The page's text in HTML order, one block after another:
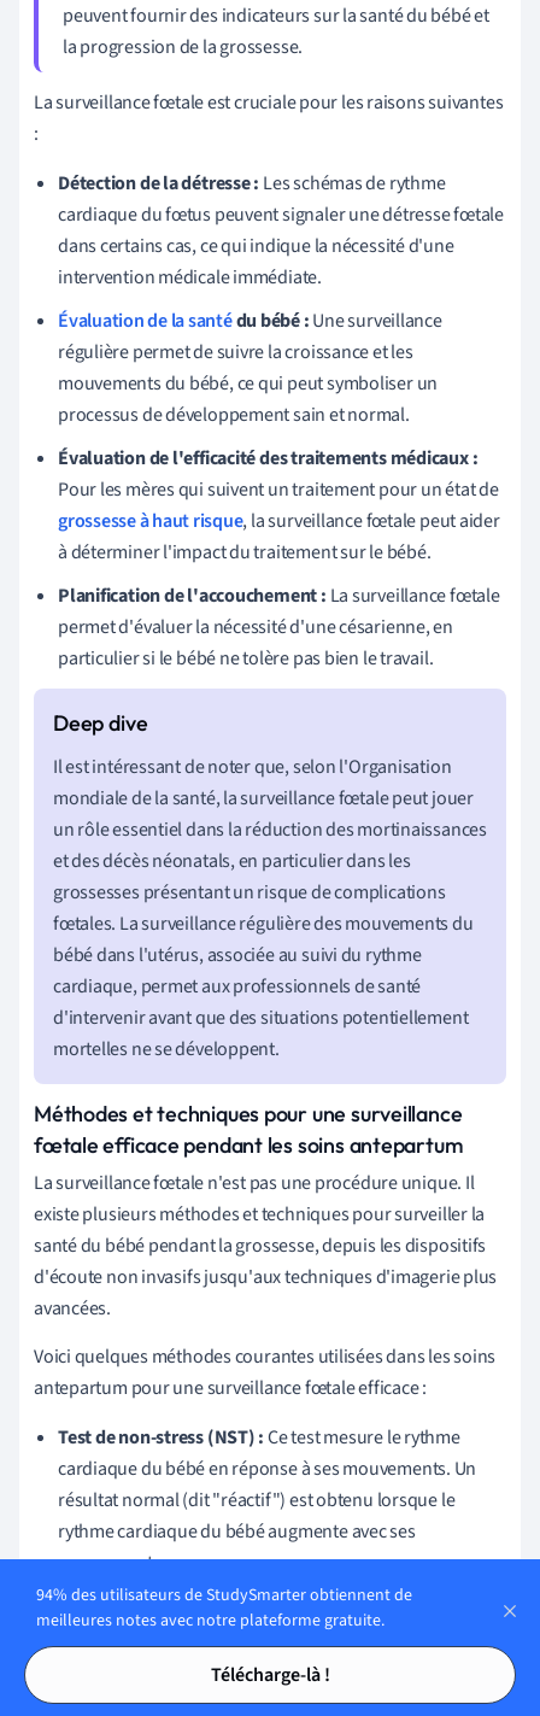
Tables des matières
Tables des matières
peuvent fournir des indicateurs sur la santé du bébé et
la progression de la grossesse.
La surveillance fœtale est cruciale pour les raisons suivantes
:
Détection de la détresse : Les schémas de rythme
cardiaque du fœtus peuvent signaler une détresse fœtale
dans certains cas, ce qui indique la nécessité d'une
intervention médicale immédiate.
Évaluation de la santédu bébé :Une surveillance
régulière permet de suivre la croissance et les
mouvements du bébé, ce qui peut symboliser un
processus de développement sain et normal.
Évaluation de l'efficacité des traitements médicaux :
Pour les mères qui suivent un traitement pour un état de
grossesse à haut risque, la surveillance fœtale peut aider
à déterminer l'impact du traitement sur le bébé.
Planification de l'accouchement : La surveillance fœtale
permet d'évaluer la nécessité d'une césarienne, en
particulier si le bébé ne tolère pas bien le travail.
Il est intéressant de noter que, selon l'Organisation
mondiale de la santé, la surveillance fœtale peut jouer
un rôle essentiel dans la réduction des mortinaissances
et des décès néonatals, en particulier dans les
grossesses présentant un risque de complications
fœtales. La surveillance régulière des mouvements du
bébé dans l'utérus, associée au suivi du rythme
cardiaque, permet aux professionnels de santé
d'intervenir avant que des situations potentiellement
mortelles ne se développent.
Méthodes et techniques pour une surveillance
fœtale efficace pendant les soins antepartum
La surveillance fœtale n'est pas une procédure unique. Il
existe plusieurs méthodes et techniques pour surveiller la
santé du bébé pendant la grossesse, depuis les dispositifs
d'écoute non invasifs jusqu'aux techniques d'imagerie plus
avancées.
Voici quelques méthodes courantes utilisées dans les soins
antepartum pour une surveillance fœtale efficace :
Test de non-stress (NST) :Ce test mesure le rythme
cardiaque du bébé en réponse à ses mouvements. Un
résultat normal (dit "réactif") est obtenu lorsque le
rythme cardiaque du bébé augmente avec ses
mouvements.
Profil biophysique (BPP) :il s'agit d'un test plus complet
qui comprend un NST et un type spécifique
d'échographie. Il mesure la respiration du bébé, ses
mouvements, son tonus musculaire et la quantité de
94% des utilisateurs de StudySmarter obtiennent de
meilleures notes avec notre plateforme gratuite.
Télécharge-là !